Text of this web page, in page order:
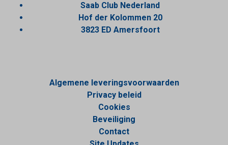
Saab Club Nederland
Hof der Kolommen 20
3823 ED Amersfoort
Algemene leveringsvoorwaarden
Privacy beleid
Cookies
Beveiliging
Contact